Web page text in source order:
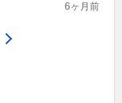
6ヶ月前